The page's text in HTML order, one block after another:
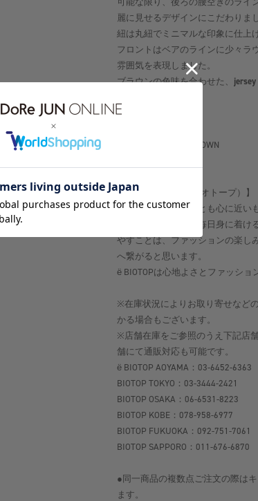
麗に見せるデザインにこだわりまし
紐は丸紐でミニマルな印象に仕上
フロントはベアのラインに少々ラ
雰囲気を表現しました。
ブラウンの色味を合わせた、 jersey
＃01 BLACK, ＃20 BROWN
【ё BIOTOP（ヨー ビオトープ）】
肌に近いものはもっとも心に近い
お洋服と同じように毎日身に着
やすことは、ファッションの楽し
へ繋がると思います。
ё BIOTOPは心地よさとファッショ
※在庫状況によりお取り寄せなど
かる場合もございます。
※店舗在庫をご参照のうえ下記店
舗にて通販対応も可能です。
ё BIOTOP AOYAMA：03-6452-6363
BIOTOP TOKYO：03-3444-2421
BIOTOP OSAKA：06-6531-8223
BIOTOP KOBE：078-958-6977
BIOTOP FUKUOKA：092-751-7061
BIOTOP SAPPORO：011-676-6870
●同一商品の複数点ご注文の際は
ます。